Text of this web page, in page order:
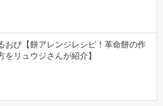
おび【餅アレンジレシピ！革命餅の作
をリュウジさんが紹介】